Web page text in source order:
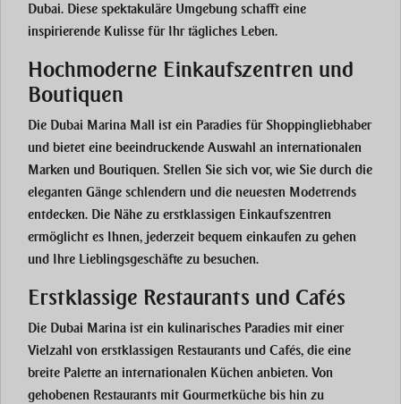
Dubai. Diese spektakuläre Umgebung schafft eine
inspirierende Kulisse für Ihr tägliches Leben.
Hochmoderne Einkaufszentren und
Boutiquen
Die Dubai Marina Mall ist ein Paradies für Shoppingliebhaber
und bietet eine beeindruckende Auswahl an internationalen
Marken und Boutiquen. Stellen Sie sich vor, wie Sie durch die
eleganten Gänge schlendern und die neuesten Modetrends
entdecken. Die Nähe zu erstklassigen Einkaufszentren
ermöglicht es Ihnen, jederzeit bequem einkaufen zu gehen
und Ihre Lieblingsgeschäfte zu besuchen.
Erstklassige Restaurants und Cafés
Die Dubai Marina ist ein kulinarisches Paradies mit einer
Vielzahl von erstklassigen Restaurants und Cafés, die eine
breite Palette an internationalen Küchen anbieten. Von
gehobenen Restaurants mit Gourmetküche bis hin zu